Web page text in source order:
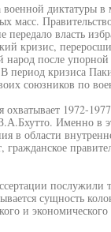
диктатуры в
масс.
власть
кризис,
после
В период кризиса
союзников по
1972-
З.А.Бхутто. Именно
в области
сущность
и